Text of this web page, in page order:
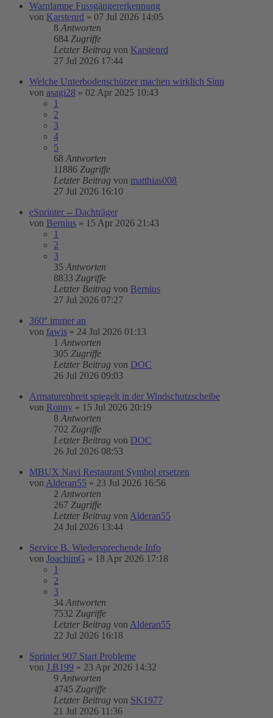
Warnlampe Fussgängererkennung
von Karstenrd » 07 Jul 2026 14:05
8 Antworten
684 Zugriffe
Letzter Beitrag von Karstenrd
27 Jul 2026 17:44
Welche Unterbodenschützer machen wirklich Sinn
von asagi28 » 02 Apr 2025 10:43
1
2
3
4
5
68 Antworten
11886 Zugriffe
Letzter Beitrag von matthias008
27 Jul 2026 16:10
eSprinter -- Dachträger
von Bernius » 15 Apr 2026 21:43
1
2
3
35 Antworten
8833 Zugriffe
Letzter Beitrag von Bernius
27 Jul 2026 07:27
360° immer an
von fawis » 24 Jul 2026 01:13
1 Antworten
305 Zugriffe
Letzter Beitrag von DOC
26 Jul 2026 09:03
Armaturenbrett spiegelt in der Windschutzscheibe
von Ronny » 15 Jul 2026 20:19
8 Antworten
702 Zugriffe
Letzter Beitrag von DOC
26 Jul 2026 08:53
MBUX Navi Restaurant Symbol ersetzen
von Alderan55 » 23 Jul 2026 16:56
2 Antworten
267 Zugriffe
Letzter Beitrag von Alderan55
24 Jul 2026 13:44
Service B. Wiedersprechende Info
von JoachimG » 18 Apr 2026 17:18
1
2
3
34 Antworten
7532 Zugriffe
Letzter Beitrag von Alderan55
22 Jul 2026 16:18
Sprinter 907 Start Probleme
von J.B199 » 23 Apr 2026 14:32
9 Antworten
4745 Zugriffe
Letzter Beitrag von SK1977
21 Jul 2026 11:36